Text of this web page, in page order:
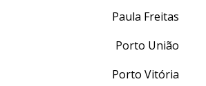
Paula Freitas
Porto União
Porto Vitória